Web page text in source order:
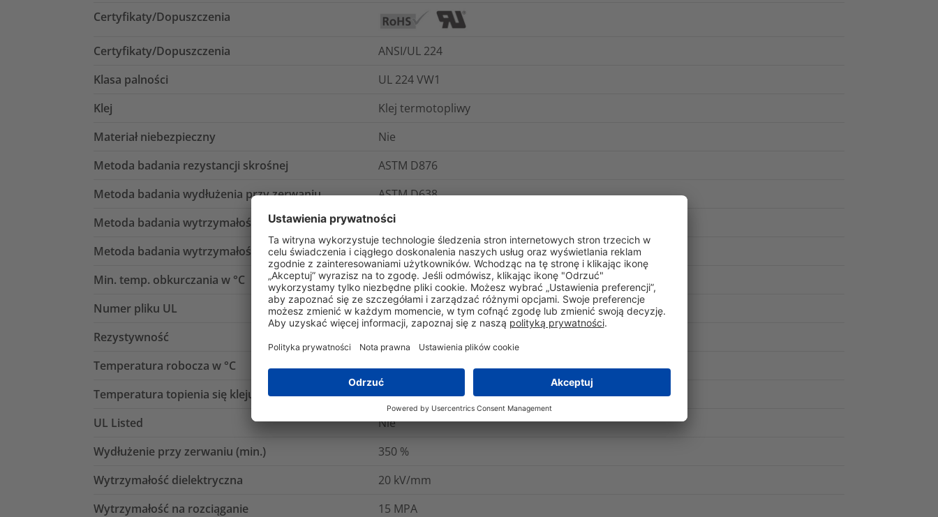
Certyfikaty/Dopuszczenia
Certyfikaty/Dopuszczenia
ANSI/UL 224
Klasa palności
UL 224 VW1
Klej
Klej termotopliwy
Materiał niebezpieczny
Nie
Metoda badania rezystancji skrośnej
ASTM D876
Metoda badania wydłużenia przy zerwaniu
ASTM D638
Metoda badania wytrzymałości dielektrycznej
ASTM D876
Metoda badania wytrzymałości na rozciąganie
ASTM D638
Min. temp. obkurczania w °C
+110°C
Numer pliku UL
E198023
Rezystywność
Temperatura robocza w °C
-55°C do +125°C
Temperatura topienia się kleju
+110°C
UL Listed
Nie
Wydłużenie przy zerwaniu (min.)
350 %
Wytrzymałość dielektryczna
20 kV/mm
Wytrzymałość na rozciąganie
15 MPA